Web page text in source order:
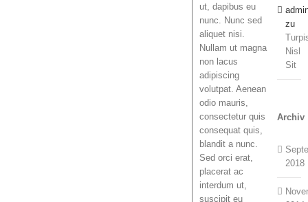
ut, dapibus eu
nunc. Nunc sed
aliquet nisi.
Nullam ut magna
non lacus
adipiscing
volutpat. Aenean
odio mauris,
consectetur quis
consequat quis,
blandit a nunc.
Sed orci erat,
placerat ac
interdum ut,
suscipit eu
zu
Nisl
Sit
Archiv
2018